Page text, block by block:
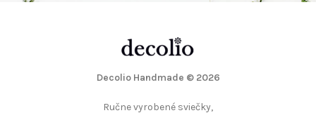
Decolio Handmade © 2026
Ručne vyrobené sviečky,